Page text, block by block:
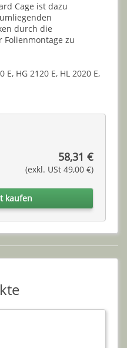
Cage ist dazu
durch die
zu
HG 2120 E, HL 2020 E,
58,31 €
(exkl. USt 49,00 €)
kaufen